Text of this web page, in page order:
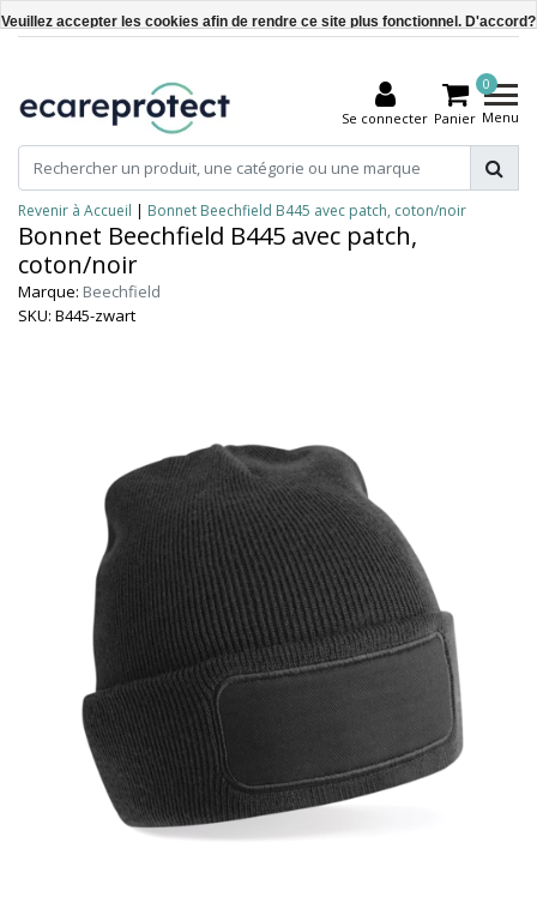
Se connecter
0
Panier Menu
Revenir à Accueil | Bonnet Beechfield B445 avec patch, coton/noir
Bonnet Beechfield B445 avec patch,
coton/noir
Marque: Beechfield
SKU: B445-zwart
Veuillez accepter les cookies afin de rendre ce site plus fonctionnel. D'accord?